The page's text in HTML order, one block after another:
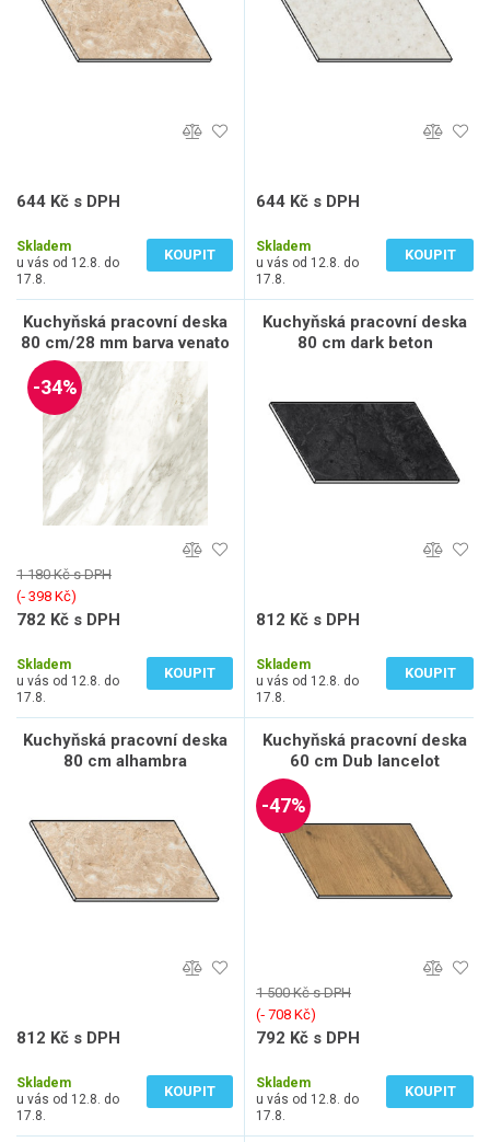
644 Kč s DPH
Skladem
u vás od 12.8. do
17.8.
KOUPIT
644 Kč s DPH
Skladem
u vás od 12.8. do
17.8.
KOUPIT
Kuchyňská pracovní deska
80 cm/28 mm barva venato
-34%
1 180 Kč s DPH
(‐ 398 Kč)
782 Kč s DPH
Skladem
u vás od 12.8. do
17.8.
KOUPIT
Kuchyňská pracovní deska
80 cm dark beton
812 Kč s DPH
Skladem
u vás od 12.8. do
17.8.
KOUPIT
Kuchyňská pracovní deska
80 cm alhambra
812 Kč s DPH
Skladem
u vás od 12.8. do
17.8.
KOUPIT
Kuchyňská pracovní deska
60 cm Dub lancelot
-47%
1 500 Kč s DPH
(‐ 708 Kč)
792 Kč s DPH
Skladem
u vás od 12.8. do
17.8.
KOUPIT